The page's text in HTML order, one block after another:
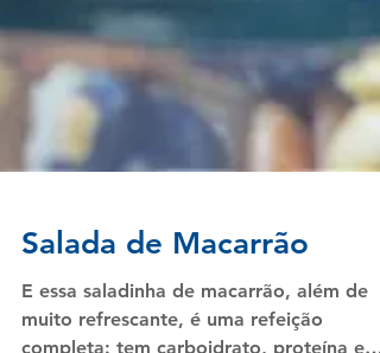
Salada de Macarrão
E essa saladinha de macarrão, além de